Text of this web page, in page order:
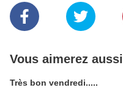
Vous aimerez aussi
Très bon vendredi.....